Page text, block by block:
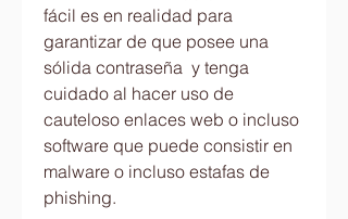
fácil es en realidad para
garantizar de que posee una
sólida contraseña  y tenga
cuidado al hacer uso de
cauteloso enlaces web o incluso
software que puede consistir en
malware o incluso estafas de
phishing.